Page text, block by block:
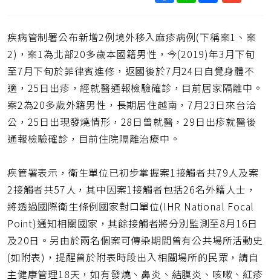
短
網
址
疾病管制署公布新增2例境外移入麻疹病例(下稱案1、案
2)，案1為北部20多歲本國籍男性，今(2019)年3月下旬
至7月下旬於菲律賓進修，返國後於7月24日自覺身體不
適，25日出疹，經就醫通報檢驗確診，目前居家隔離中。
案2為20多歲外籍男性，長期居住越南，7月23日來台洽
公，25日出現發燒情形，28日曾就醫，29日出疹就醫後
通報檢驗確診，目前住院隔離治療中。
疾管署表示，衛生單位已初步掌握案1接觸者共79人及案
2接觸者共57人，其中因案1接觸者包括26名外籍人士，
將透過國際衛生條例國家對口單位(IHR National Focal
Point)通知相關國家，其餘接觸者將分別監測至8月16日
及20日。另由於兩名個案可傳染期間曾有公共場所活動史
(如附表)，提醒曾於附表時段出入相關場所的民眾，請自
主健康管理18天，如有發燒、鼻炎、結膜炎、咳嗽、紅疹